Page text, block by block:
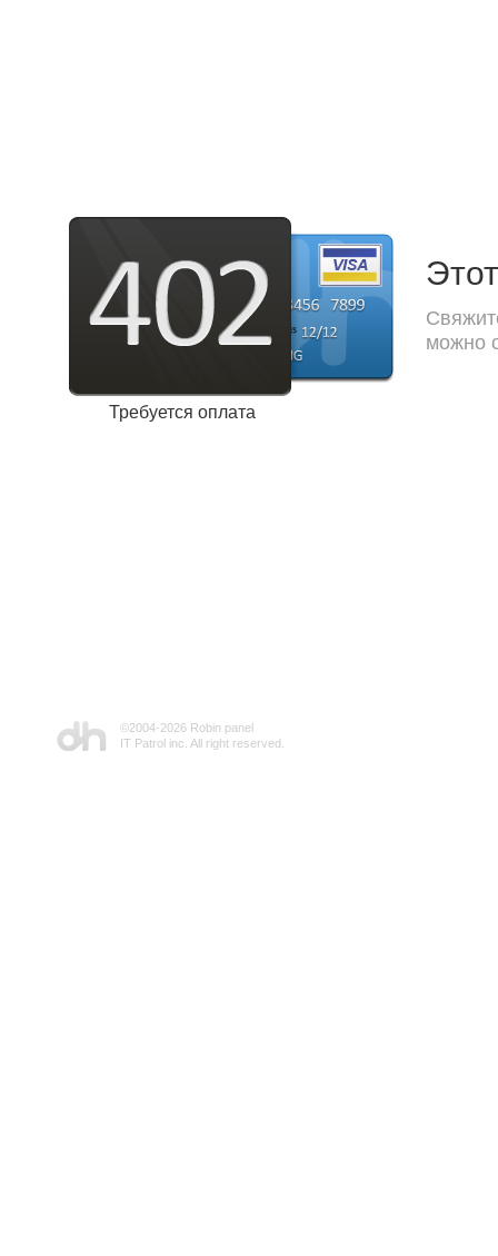
Требуется оплата
можно
©2004-2026 Robin panel
IT Patrol inc. All right reserved.